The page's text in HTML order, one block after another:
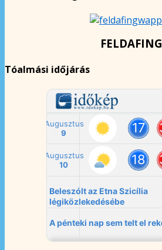
FELDAFING
Tóalmási időjárás